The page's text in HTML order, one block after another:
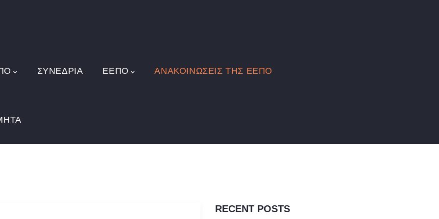
ΣΥΝΕΔΡΙΑ ΕΕΠΟ ΑΝΑΚΟΙΝΏΣΕΙΣ ΤΗΣ ΕΕΠΟ
RECENT POSTS